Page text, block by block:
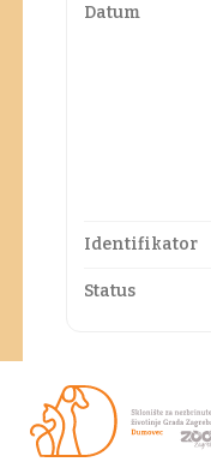
Datum
Identifikator
Status